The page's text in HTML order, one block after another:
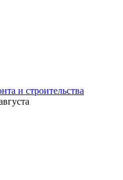
и строительства